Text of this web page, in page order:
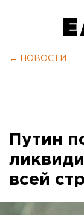
← НОВОСТИ
Путин
всей